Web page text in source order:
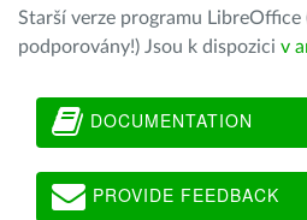
Starší verze programu LibreOffice
podporovány!) Jsou k dispozici v
DOCUMENTATION
PROVIDE FEEDBACK